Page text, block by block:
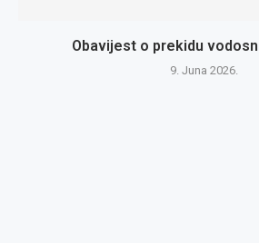
Obavijest o prekidu
9. Juna 2026.